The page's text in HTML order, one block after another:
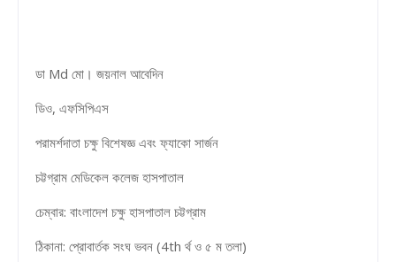
ডা Md মো। জয়নাল আবেদিন
ডিও, এফসিপিএস
পরামর্শদাতা চক্ষু বিশেষজ্ঞ এবং ফ্যাকো সার্জন
চট্টগ্রাম মেডিকেল কলেজ হাসপাতাল
চেম্বার: বাংলাদেশ চক্ষু হাসপাতাল চট্টগ্রাম
ঠিকানা: প্রোবার্তক সংঘ ভবন (4th র্থ ও ৫ ম তলা)